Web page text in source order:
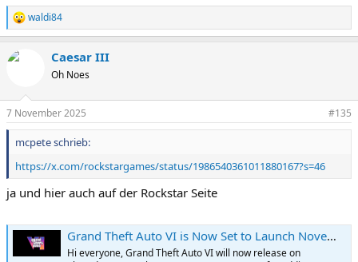
R
e
k
o
n
e
n
waldi84
Caesar III
Oh Noes
7 November 2025 #135
mcpete schrieb:
https://x.com/rockstargames/status/1986540361011880167?s=46
ja und hier auch auf der Rockstar Seite
Grand Theft Auto VI is Now Set to Launch November 19, 2026 - Rockstar Games
Hi everyone, Grand Theft Auto VI will now release on